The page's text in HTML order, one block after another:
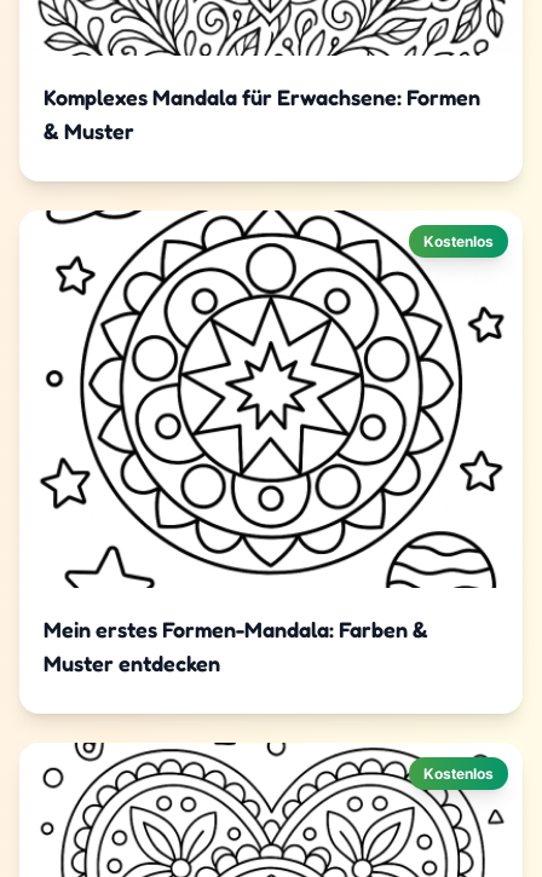
Komplexes Mandala für Erwachsene: Formen
& Muster
Kostenlos
Mein erstes Formen-Mandala: Farben &
Muster entdecken
Kostenlos